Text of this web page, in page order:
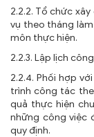
2.2.2. Tổ chức
vụ theo tháng
môn thực hiện.
2.2.3. Lập lịch
2.2.4. Phối hợp
trình công tác
quả thực hiện
những công việc
quy định.